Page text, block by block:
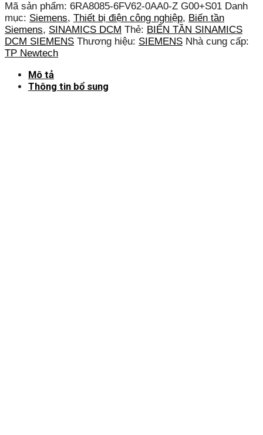
Mã sản phẩm: 6RA8085-6FV62-0AA0-Z G00+S01 Danh
mục: Siemens, Thiết bị điện công nghiệp, Biến tần
Siemens, SINAMICS DCM Thẻ: BIẾN TẦN SINAMICS
DCM SIEMENS Thương hiệu: SIEMENS Nhà cung cấp:
TP Newtech
Mô tả
Thông tin bổ sung